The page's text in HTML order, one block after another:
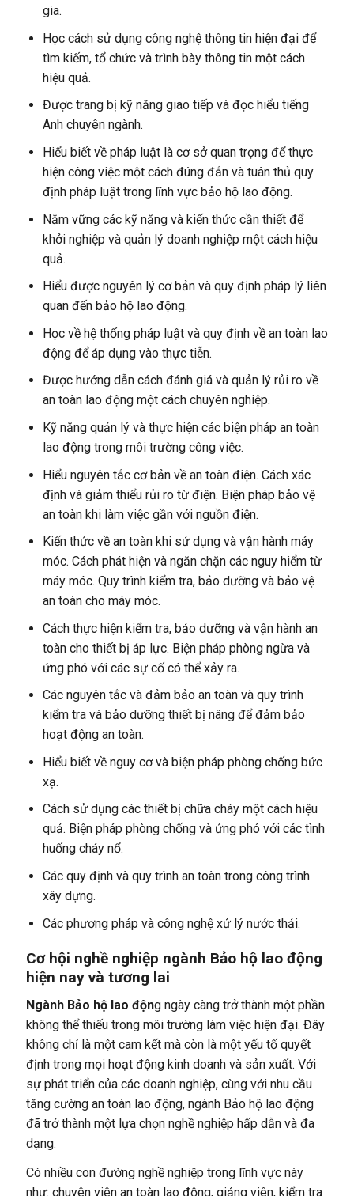
gia.
Học cách sử dụng công nghệ thông tin hiện đại để
tìm kiếm, tổ chức và trình bày thông tin một cách
hiệu quả.
Được trang bị kỹ năng giao tiếp và đọc hiểu tiếng
Anh chuyên ngành.
Hiểu biết về pháp luật là cơ sở quan trọng để thực
hiện công việc một cách đúng đắn và tuân thủ quy
định pháp luật trong lĩnh vực bảo hộ lao động.
Nắm vững các kỹ năng và kiến thức cần thiết để
khởi nghiệp và quản lý doanh nghiệp một cách hiệu
quả.
Hiểu được nguyên lý cơ bản và quy định pháp lý liên
quan đến bảo hộ lao động.
Học về hệ thống pháp luật và quy định về an toàn lao
động để áp dụng vào thực tiễn.
Được hướng dẫn cách đánh giá và quản lý rủi ro về
an toàn lao động một cách chuyên nghiệp.
Kỹ năng quản lý và thực hiện các biện pháp an toàn
lao động trong môi trường công việc.
Hiểu nguyên tắc cơ bản về an toàn điện. Cách xác
định và giảm thiểu rủi ro từ điện. Biện pháp bảo vệ
an toàn khi làm việc gần với nguồn điện.
Kiến thức về an toàn khi sử dụng và vận hành máy
móc. Cách phát hiện và ngăn chặn các nguy hiểm từ
máy móc. Quy trình kiểm tra, bảo dưỡng và bảo vệ
an toàn cho máy móc.
Cách thực hiện kiểm tra, bảo dưỡng và vận hành an
toàn cho thiết bị áp lực. Biện pháp phòng ngừa và
ứng phó với các sự cố có thể xảy ra.
Các nguyên tắc và đảm bảo an toàn và quy trình
kiểm tra và bảo dưỡng thiết bị nâng để đảm bảo
hoạt động an toàn.
Hiểu biết về nguy cơ và biện pháp phòng chống bức
xạ.
Cách sử dụng các thiết bị chữa cháy một cách hiệu
quả. Biện pháp phòng chống và ứng phó với các tình
huống cháy nổ.
Các quy định và quy trình an toàn trong công trình
xây dựng.
Các phương pháp và công nghệ xử lý nước thải.
Cơ hội nghề nghiệp ngành Bảo hộ lao động
hiện nay và tương lai
Ngành Bảo hộ lao động ngày càng trở thành một phần
không thể thiếu trong môi trường làm việc hiện đại. Đây
không chỉ là một cam kết mà còn là một yếu tố quyết
định trong mọi hoạt động kinh doanh và sản xuất. Với
sự phát triển của các doanh nghiệp, cùng với nhu cầu
tăng cường an toàn lao động, ngành Bảo hộ lao động
đã trở thành một lựa chọn nghề nghiệp hấp dẫn và đa
dạng.
Có nhiều con đường nghề nghiệp trong lĩnh vực này
như: chuyên viên an toàn lao động, giảng viên, kiểm tra